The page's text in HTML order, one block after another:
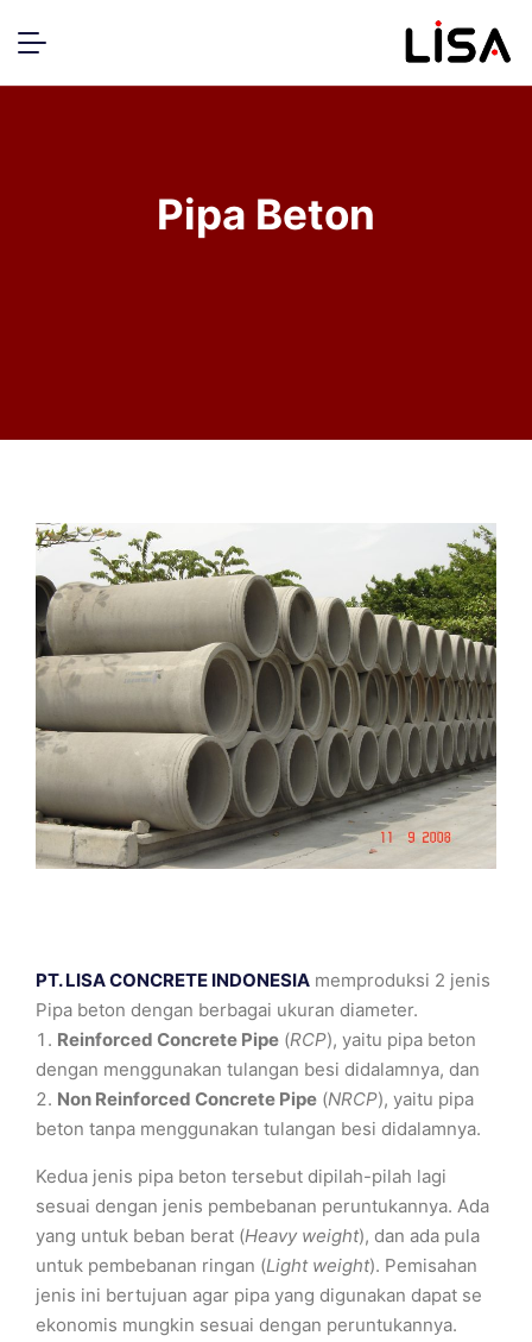
Pipa Beton
PT. LISA CONCRETE INDONESIA memproduksi 2 jenis
Pipa beton dengan berbagai ukuran diameter.
Reinforced Concrete Pipe (RCP), yaitu pipa beton
dengan menggunakan tulangan besi didalamnya, dan
Non Reinforced Concrete Pipe (NRCP), yaitu pipa
beton tanpa menggunakan tulangan besi didalamnya.
Kedua jenis pipa beton tersebut dipilah-pilah lagi
sesuai dengan jenis pembebanan peruntukannya. Ada
yang untuk beban berat (Heavy weight), dan ada pula
untuk pembebanan ringan (Light weight). Pemisahan
jenis ini bertujuan agar pipa yang digunakan dapat se
ekonomis mungkin sesuai dengan peruntukannya.